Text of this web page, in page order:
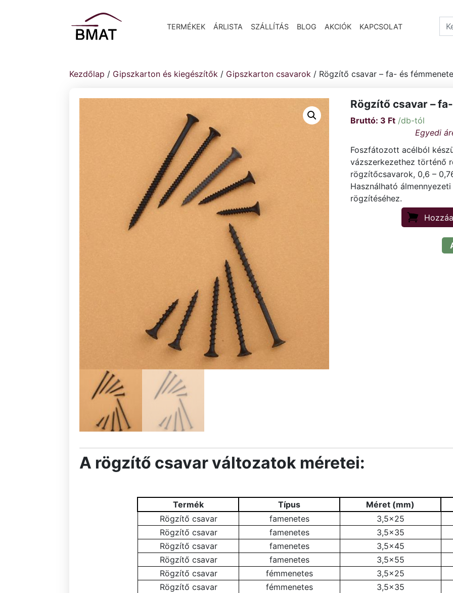
TERMÉKEK ÁRLISTA SZÁLLÍTÁS BLOG AKCIÓK KAPCSOLAT
Kezdőlap / Gipszkarton és kiegészítők / Gipszkarton csavarok / Rögzítő csavar – fa- és
Rögzítő csavar –
3 Ft/db-tól
Foszfátozott acélból
vázszerkezethez történő
rögzítőcsavarok, 0,6 –
Használható
rögzítéséhez.
A rögzítő csavar változatok méretei:
Termék Típus Méret (mm)
Rögzítő csavar
famenetes 3,5×25
Rögzítő csavar
famenetes 3,5×35
Rögzítő csavar
famenetes 3,5×45
Rögzítő csavar
famenetes 3,5×55
Rögzítő csavar
fémmenetes 3,5×25
Rögzítő csavar
fémmenetes 3,5×35